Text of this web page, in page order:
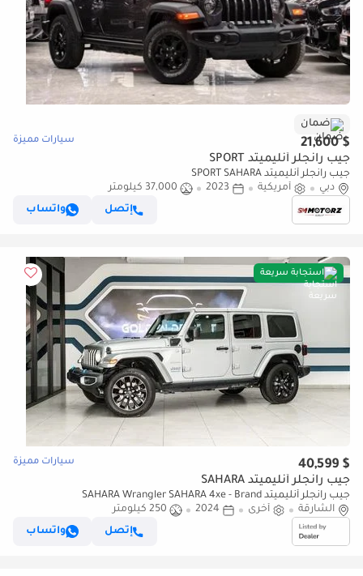
ضمان
$ 21,600 سيارات مميزة
جيب رانجلر أنليميتد SPORT
جيب رانجلر أنليميتد SPORT SAHARA
دبي
أمريكية 2023
37,000 كيلومتر
إتصل
واتساب
استجابة سريعة
$ 40,599 سيارات مميزة
جيب رانجلر أنليميتد SAHARA
جيب رانجلر أنليميتد SAHARA Wrangler SAHARA 4xe - Brand
الشارقة
أخرى 2024
250 كيلومتر
إتصل
واتساب